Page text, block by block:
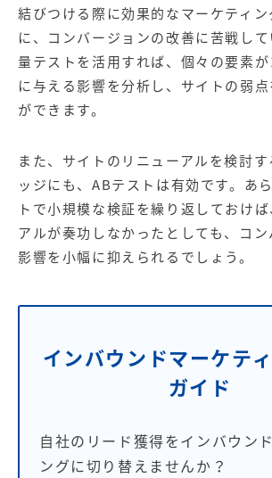
結びつける際に効果的なマーケティ
に、コンバージョンの改善に苦戦し
量テストを活用すれば、個々の要素
に与える影響を分析し、サイトの弱
ができます。
また、サイトのリニューアルを検討
ッジにも、ABテストは有効です。あ
トで小規模な検証を繰り返しておけ
アルが奏功しなかったとしても、コ
影響を小幅に抑えられるでしょう。
インバウンドマーケテ
ガイド
自社のリード獲得をインバウン
ングに切り替えませんか？